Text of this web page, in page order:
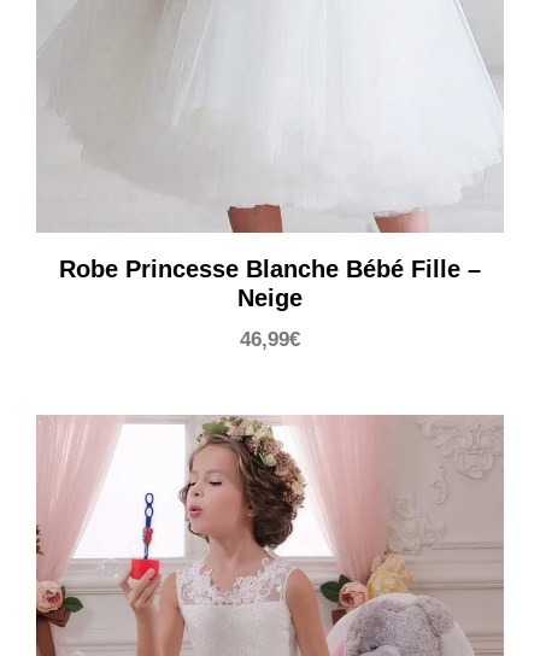
Robe Princesse Blanche Bébé Fille –
Neige
46,99€